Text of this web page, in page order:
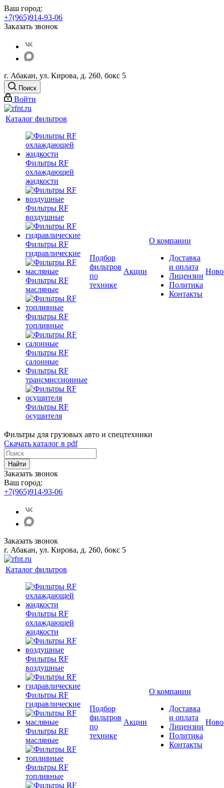
Ваш город:
+7(965)914-93-06
Заказать звонок
г. Абакан, ул. Кирова, д. 260, бокс 5
Поиск
Войти
Каталог фильтров
Фильтры RF
охлаждающей
жидкости
Фильтры RF
воздушные
Фильтры RF
гидравлические
Фильтры RF
масляные
Фильтры RF
топливные
Фильтры RF
салонные
Фильтры RF
трансмиссионные
Фильтры RF
осушителя
Подбор
фильтров
по
технике
Акции
О компании
Доставка
и оплата
Лицензии
Политика
Контакты
Фильтры для грузовых авто и спецтехники
Скачать каталог в pdf
Найти
Заказать звонок
Ваш город:
+7(965)914-93-06
Заказать звонок
г. Абакан, ул. Кирова, д. 260, бокс 5
Каталог фильтров
Фильтры RF
охлаждающей
жидкости
Фильтры RF
воздушные
Фильтры RF
гидравлические
Фильтры RF
масляные
Фильтры RF
топливные
Подбор
фильтров
по
технике
Акции
О компании
Доставка
и оплата
Лицензии
Политика
Контакты